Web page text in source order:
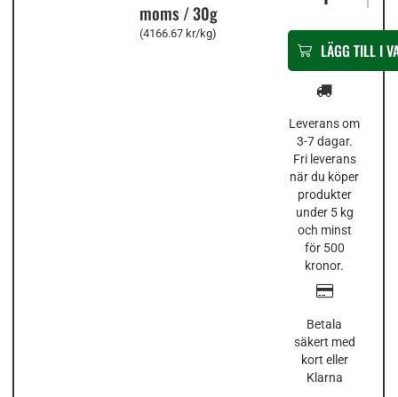
moms/30g
(4166.67 kr/kg)
LÄGG TILL I
Leverans om
3-7 dagar.
Fri leverans
när du köper
produkter
under 5 kg
och minst
för 500
kronor.
Betala
säkert med
kort eller
Klarna